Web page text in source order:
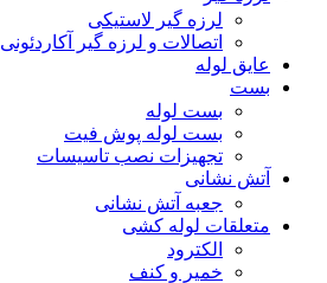
لرزه گیر لاستیکی
اتصالات و لرزه گیر آکاردئونی
عایق لوله
بست
بست لوله
بست لوله پوش فیت
تجهیزات نصب تاسیسات
آتش نشانی
جعبه آتش نشانی
متعلقات لوله کشی
الکترود
خمیر و کنف